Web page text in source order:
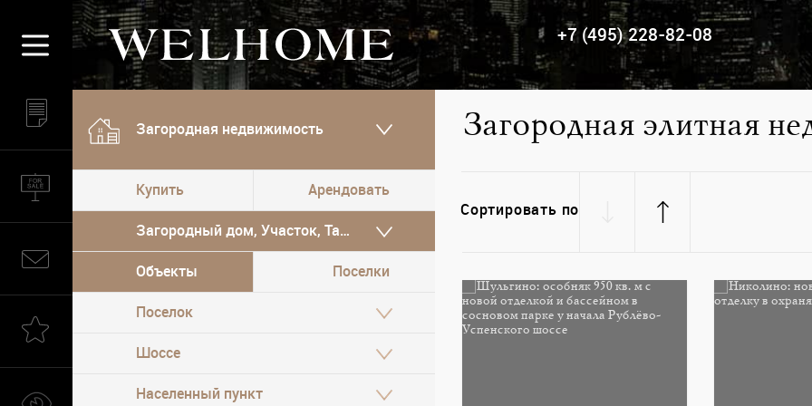
+7 (495) 228-82-08
Загородная недвижимость
Купить Арендовать
Загородный дом, Участок, Таунхаус, Загородная квартира
Объекты Поселки
Загородная элитная
Сортировать по